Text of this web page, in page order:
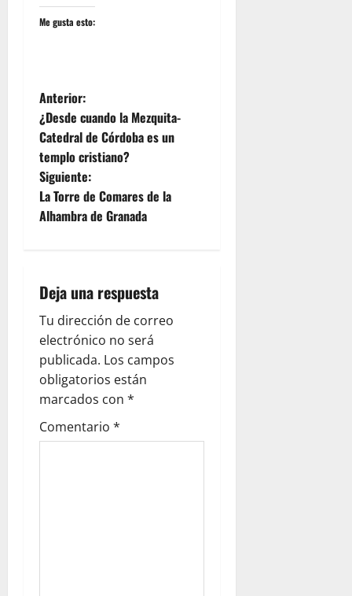
Me gusta esto:
N
a
v
e
c
i
ó
n
d
Anterior:
¿Desde cuando la Mezquita-
Catedral de Córdoba es un
templo cristiano?
Siguiente:
La Torre de Comares de la
Alhambra de Granada
Deja una respuesta
Tu dirección de correo
electrónico no será
publicada. Los campos
obligatorios están
marcados con *
Comentario *